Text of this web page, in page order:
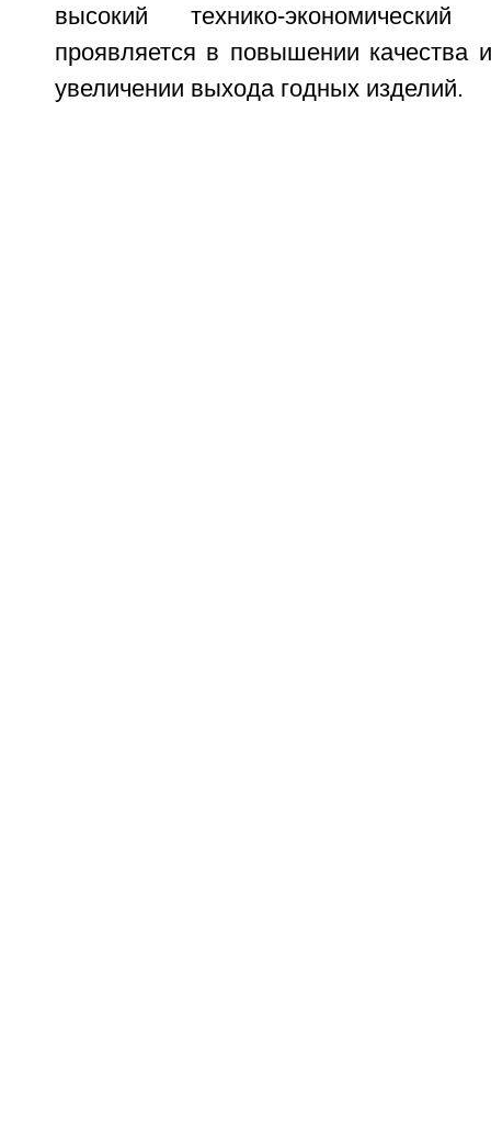
высокий технико-
проявляется в повышении качества
увеличении выхода годных изделий.